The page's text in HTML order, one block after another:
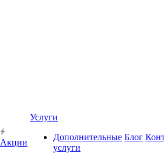
Акции
Услуги
Дополнительные
услуги
Блог